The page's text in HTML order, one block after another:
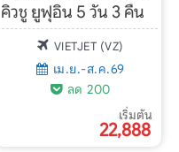
คิวชู ยูฟุอิน 5 วัน 3 คืน
VIETJET (VZ)
เม.ย.-ส.ค.69
ลด 200
เริ่มต้น
22,888